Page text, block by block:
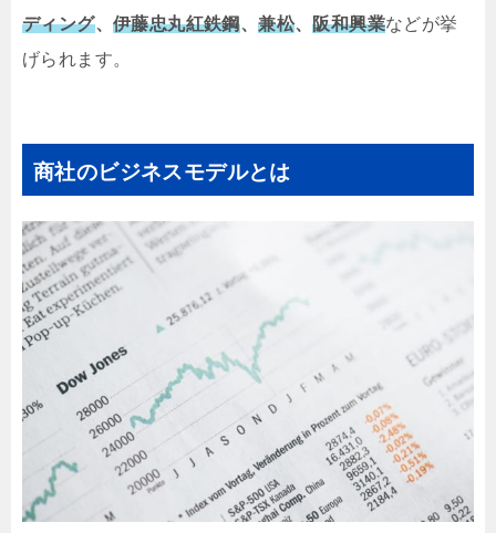
ディング、伊藤忠丸紅鉄鋼、兼松、阪和興業などが挙
げられます。
商社のビジネスモデルとは